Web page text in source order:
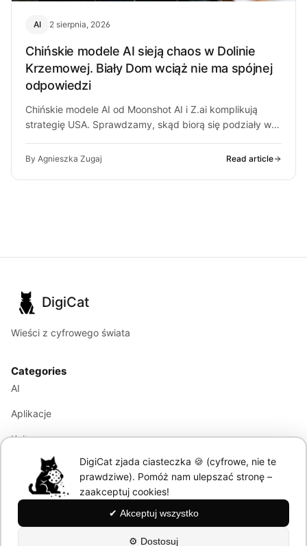
AI 2 sierpnia, 2026
Chińskie modele AI sieją chaos w Dolinie
Krzemowej. Biały Dom wciąż nie ma spójnej
odpowiedzi
Chińskie modele AI od Moonshot AI i Z.ai komplikują
strategię USA. Sprawdzamy, skąd biorą się podziały w
By Agnieszka Zugaj Read article
DigiCat
Wieści z cyfrowego świata
Categories
AI
Aplikacje
Kultura
Marketing
Modele językowe
DigiCat zjada ciasteczka 🍪 (cyfrowe, nie te
prawdziwe). Pomóż nam ulepszać stronę –
zaakceptuj cookies!
✔ Akceptuj wszystko
⚙ Dostosuj